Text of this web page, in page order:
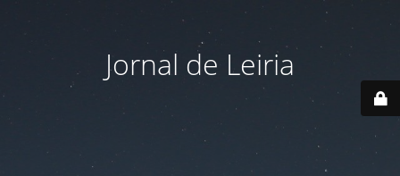
Jornal de Leiria